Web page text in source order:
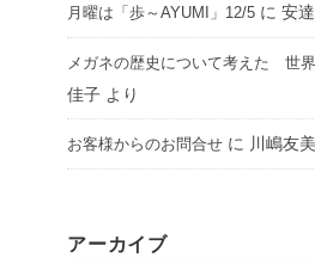
月曜は「歩～AYUMI」12/5 に 安
メガネの歴史について考えた 世
佳子 より
お客様からのお問合せ に 川嶋友
アーカイブ